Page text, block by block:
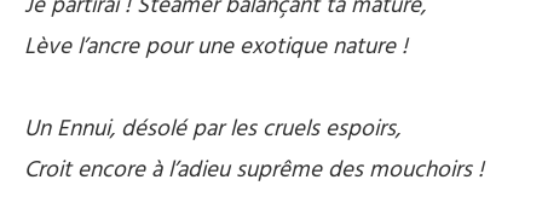
Lève l’ancre pour une exotique nature !
Un Ennui, désolé par les cruels espoirs,
Croit encore à l’adieu suprême des mouchoirs !